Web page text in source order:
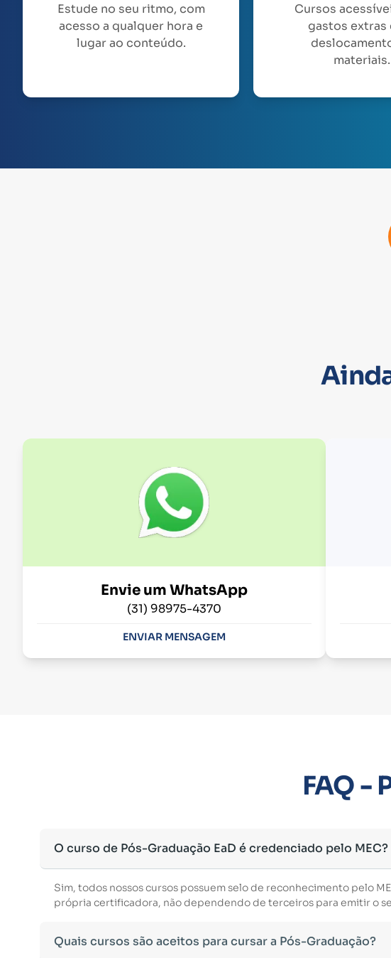
Estude no seu ritmo, com
acesso a qualquer hora e
lugar ao conteúdo.
Cursos
gastos extras
materiais.
Envie um WhatsApp
(31) 98975-4370
ENVIAR MENSAGEM
FAQ -
O curso de Pós-Graduação EaD é credenciado pelo MEC?
Sim, todos nossos cursos possuem selo de reconhecimento pelo
própria certificadora, não dependendo de terceiros para emitir o
Quais cursos são aceitos para cursar a Pós-Graduação?